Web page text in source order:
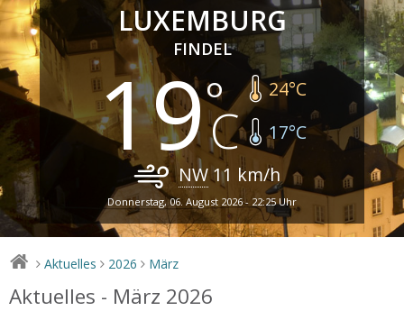
LUXEMBURG
FINDEL
19 24°C
17°C
NW11 km/h
Donnerstag, 06. August 2026 - 22:25 Uhr
> Aktuelles > 2026 > März
Aktuelles - März 2026